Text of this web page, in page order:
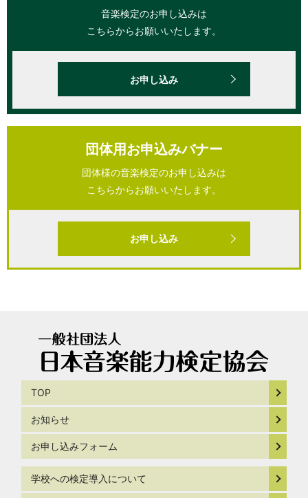
音楽検定のお申し込みは
こちらからお願いいたします。
お申し込み
団体用お申込みバナー
団体様の音楽検定のお申し込みは
こちらからお願いいたします。
お申し込み
TOP
お知らせ
お申し込みフォーム
学校への検定導入について